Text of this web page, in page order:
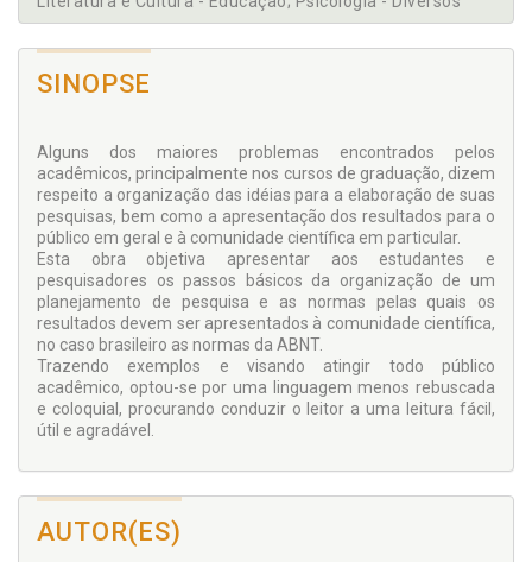
SINOPSE
Alguns dos maiores problemas encontrados pelos
acadêmicos, principalmente nos cursos de graduação, dizem
respeito a organização das idéias para a elaboração de suas
pesquisas, bem como a apresentação dos resultados para o
público em geral e à comunidade científica em particular.
Esta obra objetiva apresentar aos estudantes e
pesquisadores os passos básicos da organização de um
planejamento de pesquisa e as normas pelas quais os
resultados devem ser apresentados à comunidade científica,
no caso brasileiro as normas da ABNT.
Trazendo exemplos e visando atingir todo público
acadêmico, optou-se por uma linguagem menos rebuscada
e coloquial, procurando conduzir o leitor a uma leitura fácil,
útil e agradável.
AUTOR(ES)